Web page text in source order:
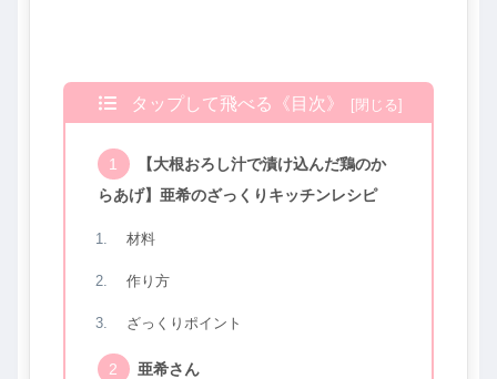
タップして飛べる《目次》
【大根おろし汁で漬け込んだ鶏のか
らあげ】亜希のざっくりキッチンレシピ
材料
作り方
ざっくりポイント
亜希さん